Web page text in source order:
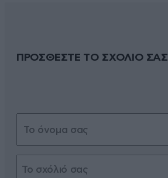
ΠΡΟΣΘΕΣΤΕ ΤΟ ΣΧΟΛΙΟ ΣΑΣ